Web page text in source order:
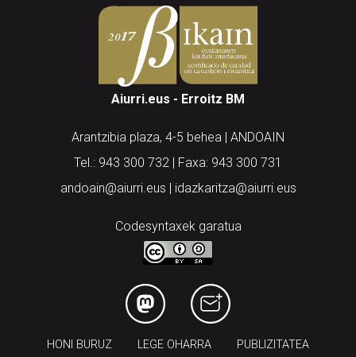
Aiurri.eus - Erroitz BM
Arantzibia plaza, 4-5 behea | ANDOAIN
Tel.: 943 300 732 | Faxa: 943 300 731
andoain@aiurri.eus | idazkaritza@aiurri.eus
Codesyntaxek garatua
HONI BURUZ LEGE OHARRA PUBLIZITATEA